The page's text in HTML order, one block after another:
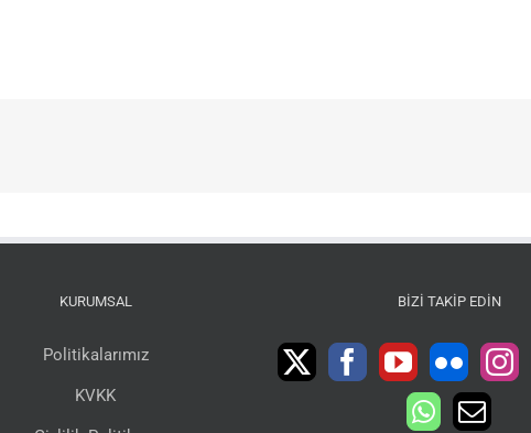
KURUMSAL
Politikalarımız
KVKK
BIZI TAKIP EDIN